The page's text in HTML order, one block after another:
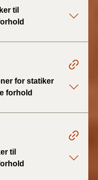
til
for statiker
forhold
til